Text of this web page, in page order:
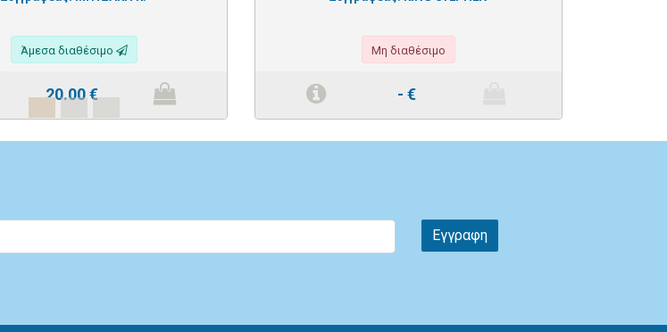
Άμεσα διαθέσιμο
20.00€
Μη διαθέσιμο
- €
Εγγραφη